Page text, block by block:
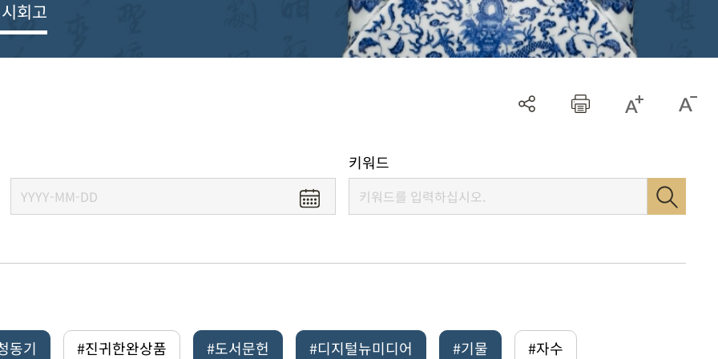
회고
키워드
동기 #진귀한완상품 #도서문헌 #디지털뉴미디어 #기물 #자수